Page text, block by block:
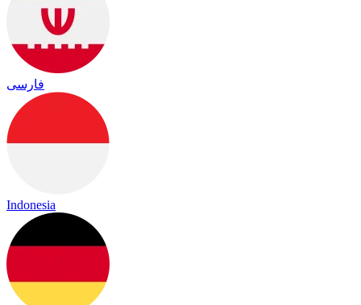
فارسی
Indonesia